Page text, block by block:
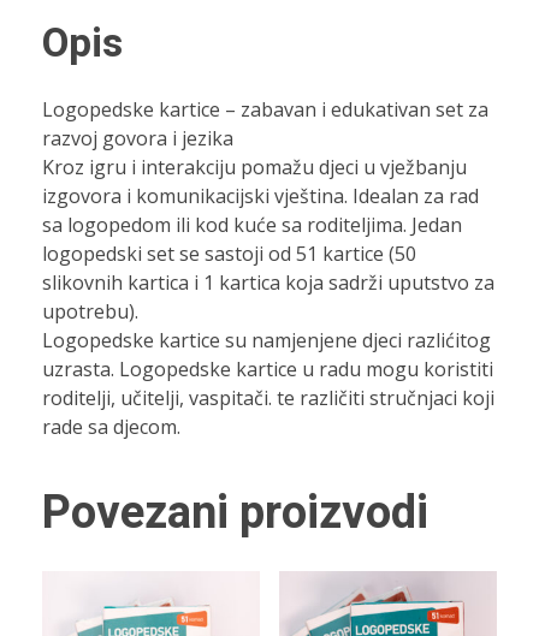
Opis
Logopedske kartice – zabavan i edukativan set za
razvoj govora i jezika
Kroz igru i interakciju pomažu djeci u vježbanju
izgovora i komunikacijski vještina. Idealan za rad
sa logopedom ili kod kuće sa roditeljima. Jedan
logopedski set se sastoji od 51 kartice (50
slikovnih kartica i 1 kartica koja sadrži uputstvo za
upotrebu).
Logopedske kartice su namjenjene djeci razlićitog
uzrasta. Logopedske kartice u radu mogu koristiti
roditelji, učitelji, vaspitači. te različiti stručnjaci koji
rade sa djecom.
Povezani proizvodi